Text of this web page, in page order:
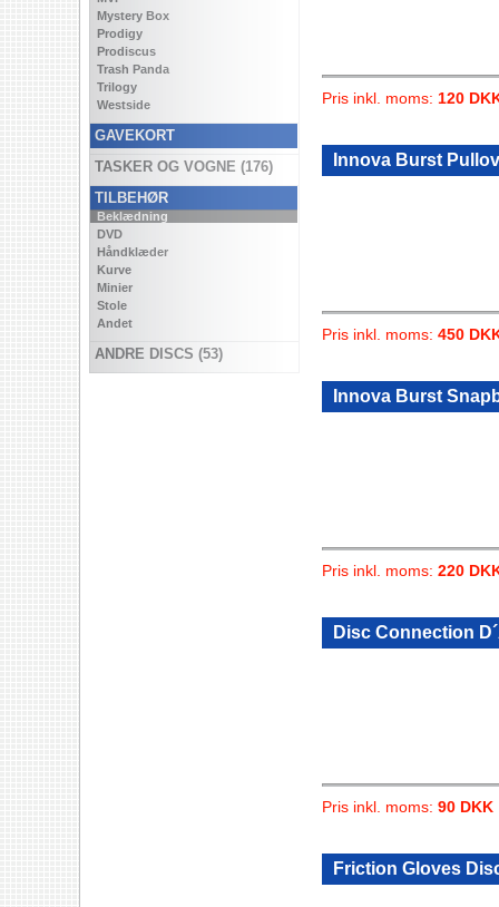
Mystery Box
Prodigy
Prodiscus
Trash Panda
Trilogy
Westside
GAVEKORT
TASKER OG VOGNE (176)
TILBEHØR
Beklædning
DVD
Håndklæder
Kurve
Minier
Stole
Andet
ANDRE DISCS (53)
Pris inkl. moms: 120
Innova Burst
Pris inkl. moms: 450
Innova Burst
Pris inkl. moms: 220
Disc Connection
Pris inkl. moms: 90 DKK
Friction Gloves